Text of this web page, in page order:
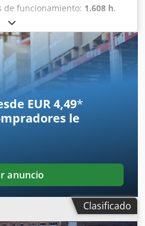
de funcionamiento: 1.608 h,
67 DDG, año 2011, 1608 horas
3,5 m³, corriente
1 x 230 voltios, 2 x
disponible.
EUR 4,49*
le
anuncio
Clasificado